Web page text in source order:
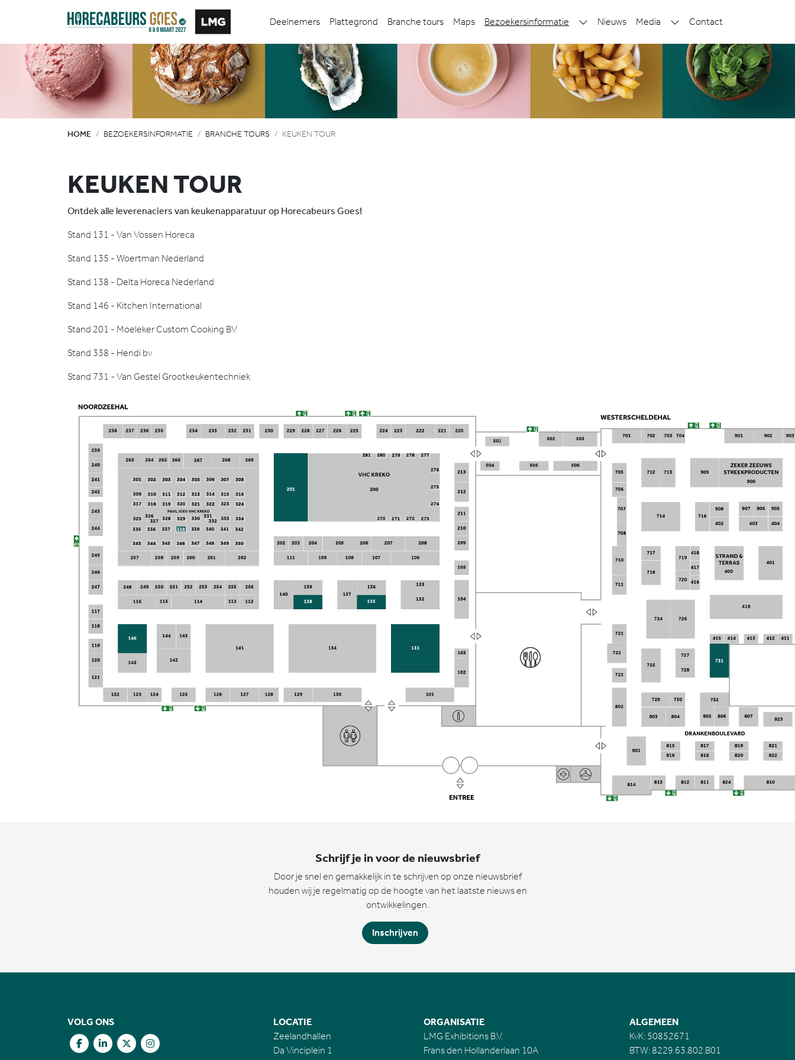
Deelnemers Plattegrond Branche tours Maps Bezoekersinformatie Nieuws Media Contact
HOME BEZOEKERSINFORMATIE BRANCHE TOURS KEUKEN TOUR
KEUKEN TOUR
Ontdek alle leverenaciers van keukenapparatuur op Horecabeurs Goes!
Stand 131 - Van Vossen Horeca
Stand 135 - Woertman Nederland
Stand 138 - Delta Horeca Nederland
Stand 146 - Kitchen International
Stand 201 - Moeleker Custom Cooking BV
Stand 338 - Hendi bv
Stand 731 - Van Gestel Grootkeukentechniek
Schrijf je in voor de nieuwsbrief
Door je snel en gemakkelijk in te schrijven op onze nieuwsbrief
houden wij je regelmatig op de hoogte van het laatste nieuws en
ontwikkelingen.
Inschrijven
VOLG ONS
LOCATIE
Zeelandhallen
Da Vinciplein 1
ORGANISATIE
LMG Exhibitions B.V.
Frans den Hollanderlaan 10A
ALGEMEEN
KvK: 50852671
BTW: 8229.63.802.B01